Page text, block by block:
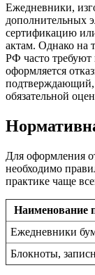
Ежедневники,
дополнительных
сертификацию
актам. Однако на
РФ часто требуют
оформляется
подтверждающий,
обязательной
Для оформления
необходимо
практике чаще
Наименование
Ежедневники
Блокноты,